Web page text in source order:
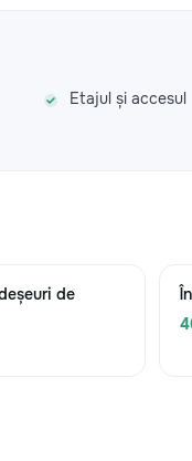
Etajul și accesul
de